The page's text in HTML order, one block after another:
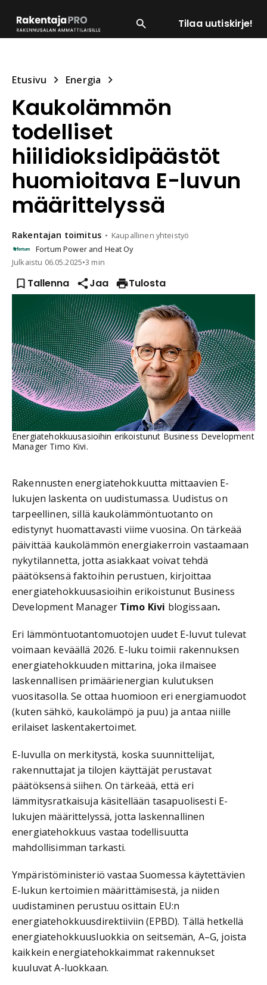
Tilaa uutiskirje!
Etusivu Energia
Kaukolämmön
todelliset
hiilidioksidipäästöt
huomioitava E-luvun
määrittelyssä
Rakentajan toimitus
Kaupallinen yhteistyö
Fortum Power and Heat Oy
Julkaistu 06.05.2025•3 min
Tallenna Jaa Tulosta
Energiatehokkuusasioihin erikoistunut Business Development
Manager Timo Kivi.
Rakennusten energiatehokkuutta mittaavien E-
lukujen laskenta on uudistumassa. Uudistus on
tarpeellinen, sillä kaukolämmöntuotanto on
edistynyt huomattavasti viime vuosina. On tärkeää
päivittää kaukolämmön energiakerroin vastaamaan
nykytilannetta, jotta asiakkaat voivat tehdä
päätöksensä faktoihin perustuen, kirjoittaa
energiatehokkuusasioihin erikoistunut Business
Development Manager Timo Kivi blogissaan.
Eri lämmöntuotantomuotojen uudet E-luvut tulevat
voimaan keväällä 2026. E-luku toimii rakennuksen
energiatehokkuuden mittarina, joka ilmaisee
laskennallisen primäärienergian kulutuksen
vuositasolla. Se ottaa huomioon eri energiamuodot
(kuten sähkö, kaukolämpö ja puu) ja antaa niille
erilaiset laskentakertoimet.
E-luvulla on merkitystä, koska suunnittelijat,
rakennuttajat ja tilojen käyttäjät perustavat
päätöksensä siihen. On tärkeää, että eri
lämmitysratkaisuja käsitellään tasapuolisesti E-
lukujen määrittelyssä, jotta laskennallinen
energiatehokkuus vastaa todellisuutta
mahdollisimman tarkasti.
Ympäristöministeriö vastaa Suomessa käytettävien
E-lukun kertoimien määrittämisestä, ja niiden
uudistaminen perustuu osittain EU:n
energiatehokkuusdirektiiviin (EPBD). Tällä hetkellä
energiatehokkuusluokkia on seitsemän, A–G, joista
kaikkein energiatehokkaimmat rakennukset
kuuluvat A-luokkaan.